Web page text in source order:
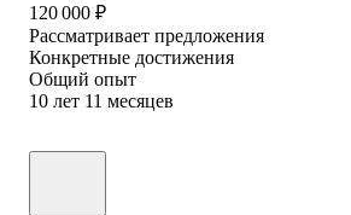
120 000 ₽
Рассматривает предложения
Конкретные достижения
Общий опыт
10 лет 11 месяцев